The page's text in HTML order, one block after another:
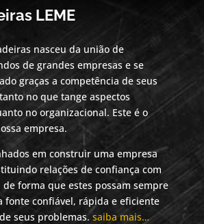
LEME
nasceu da união de
de grandes empresas e se
graças a competência de seus
no que tange aspectos
no organizacional. Este é o
empresa.
em construir uma empresa
relações de confiança com
de forma que estes possam sempre
fonte confiável, rápida e eficiente
seus problemas.saiba mais…